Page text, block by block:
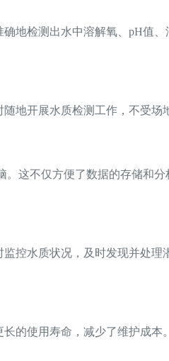
地检测出水中溶解氧、pH值
地开展水质检测工作，不受场
这不仅方便了数据的存储和
控水质状况，及时发现并处
的使用寿命，减少了维护成